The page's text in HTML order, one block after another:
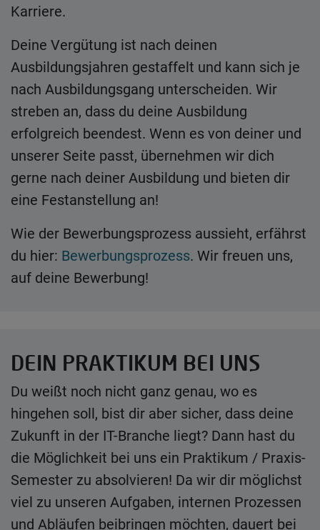
Karriere.
Deine Vergütung ist nach deinen
Ausbildungsjahren gestaffelt und kann sich je
nach Ausbildungsgang unterscheiden. Wir
streben an, dass du deine Ausbildung
erfolgreich beendest. Wenn es von deiner und
unserer Seite passt, übernehmen wir dich
gerne nach deiner Ausbildung und bieten dir
eine Festanstellung an!
Wie der Bewerbungsprozess aussieht, erfährst
du hier: Bewerbungsprozess. Wir freuen uns,
auf deine Bewerbung!
DEIN PRAKTIKUM BEI UNS
Du weißt noch nicht ganz genau, wo es
hingehen soll, bist dir aber sicher, dass deine
Zukunft in der IT-Branche liegt? Dann hast du
die Möglichkeit bei uns ein Praktikum / Praxis-
Semester zu absolvieren! Da wir dir möglichst
viel zu unseren Aufgaben, internen Prozessen
und Abläufen beibringen möchten, dauert bei